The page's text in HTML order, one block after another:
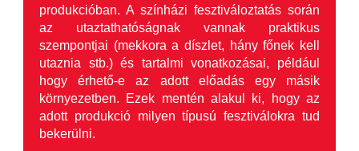
produkcióban. A színházi fesztiváloztatás során
az utaztathatóságnak vannak praktikus
szempontjai (mekkora a díszlet, hány főnek kell
utaznia stb.) és tartalmi vonatkozásai, például
hogy érhető-e az adott előadás egy másik
környezetben. Ezek mentén alakul ki, hogy az
adott produkció milyen típusú fesztiválokra tud
bekerülni.